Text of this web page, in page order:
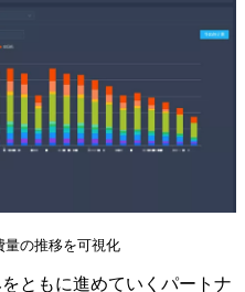
量の推移を可視化
ともに進めていくパートナ